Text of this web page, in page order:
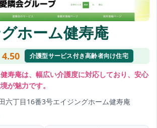
ホーム健寿庵
4.50 介護型サービス付き高齢者向け住宅
寿庵は、幅広い介護度に対応しており、安心
が魅力です。
六丁目16番3号エイジングホーム健寿庵